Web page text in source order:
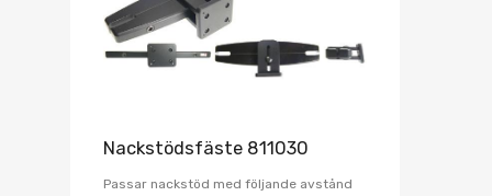
Nackstödsfäste 811030
Passar nackstöd med följande avstånd